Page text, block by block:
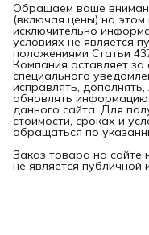
Обращаем ваше
(включая цены) на этом
исключительно
условиях не является
положениями Статьи
Компания оставляет
специального
исправлять,
обновлять
данного сайта. Для
стоимости, сроках и
обращаться по
Заказ товара на сайте
не является публичной